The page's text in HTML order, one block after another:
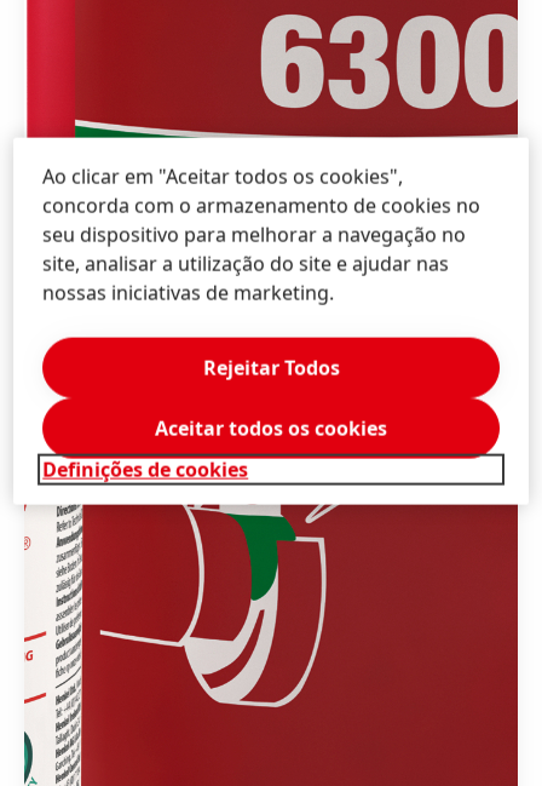
Ao clicar em "Aceitar todos os cookies",
concorda com o armazenamento de cookies no
seu dispositivo para melhorar a navegação no
site, analisar a utilização do site e ajudar nas
nossas iniciativas de marketing.
Definições de cookies
Rejeitar Todos
Aceitar todos os cookies